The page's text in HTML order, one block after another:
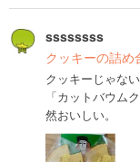
ssssssss
クッキーの詰め
クッキーじゃな
「カットバウム
然おいしい。